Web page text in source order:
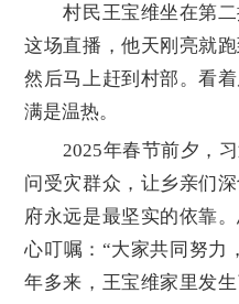
村民王宝维坐在第二
这场直播，他天刚亮就
然后马上赶到村部。看
满是温热。
2025年春节前夕，习
问受灾群众，让乡亲们
府永远是最坚实的依靠
心叮嘱：“大家共同努力
年多来，王宝维家里发